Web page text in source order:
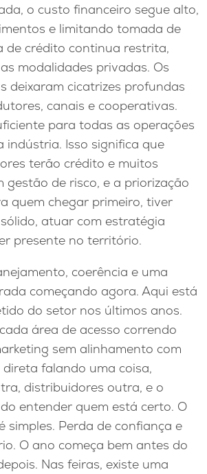
o custo financeiro segue alto,
e limitando tomada de
de crédito continua restrita,
modalidades privadas. Os
deixaram cicatrizes profundas
canais e cooperativas.
para todas as operações
indústria. Isso significa que
terão crédito e muitos
de risco, e a priorização
quem chegar primeiro, tiver
atuar com estratégia
presente no território.
coerência e uma
começando agora. Aqui está
do setor nos últimos anos.
área de acesso correndo
sem alinhamento com
falando uma coisa,
distribuidores outra, e o
entender quem está certo. O
simples. Perda de confiança e
O ano começa bem antes do
Nas feiras, existe uma